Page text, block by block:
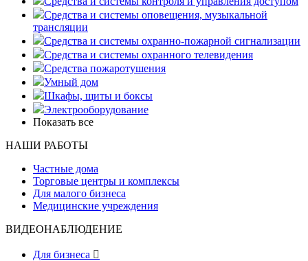
Средства и системы оповещения, музыкальной
трансляции
Средства и системы охранно-пожарной сигнализации
Средства и системы охранного телевидения
Средства пожаротушения
Умный дом
Шкафы, щиты и боксы
Электрооборудование
Показать все
НАШИ РАБОТЫ
Частные дома
Торговые центры и комплексы
Для малого бизнеса
Медицинские учреждения
ВИДЕОНАБЛЮДЕНИЕ
Для бизнеса 